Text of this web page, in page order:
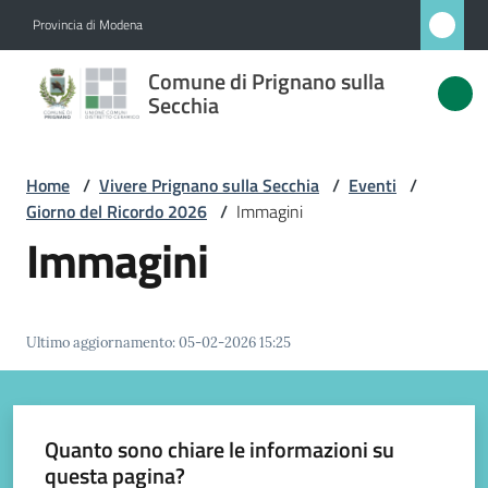
Provincia di Modena
Comune di Prignano sulla
Secchia
Comune
di
sulla
Secchia
Vivere
Home / Vivere Prignano sulla Secchia / Eventi /
Giorno del Ricordo 2026 / Immagini
Immagini
Ultimo aggiornamento:05-02-2026 15:25
Quanto sono chiare le informazioni su
questa pagina?